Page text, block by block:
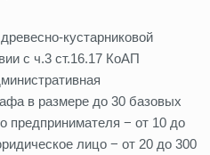
кустарниковой
с ч.3 ст.16.17 КоАП
в размере до 30 базовых
предпринимателя − от 10 до
лицо − от 20 до 300